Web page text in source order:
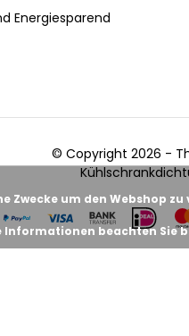
Energiesparend
© Copyright 2026 -
Zwecke um den Webshop
Informationen beachten Sie